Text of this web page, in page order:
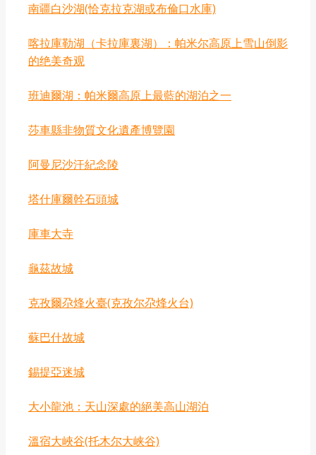
‌南疆白沙湖‌(恰克拉克湖或布倫口水庫)
喀拉庫勒湖（卡拉庫裏湖）：帕米尔高原上雪山倒影
的绝美奇观
班迪爾湖：帕米爾高原上最藍的湖泊之一
莎車縣非物質文化遺產博覽園
阿曼尼沙汗紀念陵
塔什庫爾幹石頭城
‌庫車大寺
龜茲故城
克孜爾尕烽火臺(克孜尔尕烽火台)
蘇巴什故城
錫提亞迷城
‌大小龍池：天山深處的絕美高山湖泊
‌溫宿大峽谷(托木尔大峡谷)